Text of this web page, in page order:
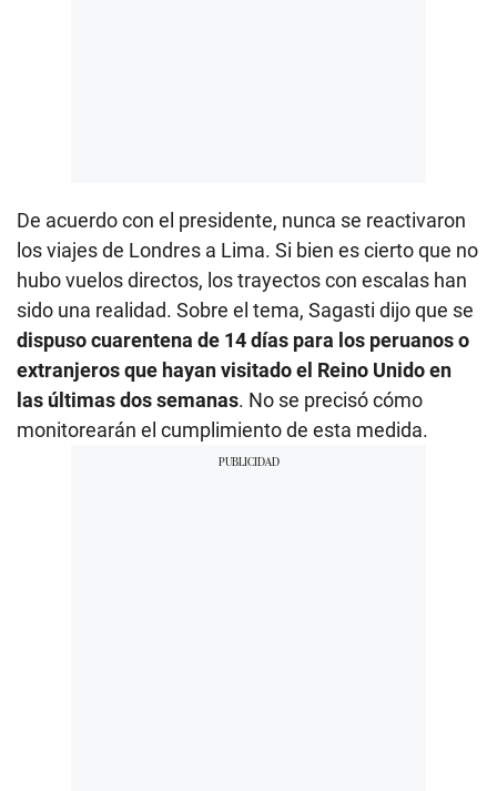
De acuerdo con el presidente, nunca se reactivaron
los viajes de Londres a Lima. Si bien es cierto que no
hubo vuelos directos, los trayectos con escalas han
sido una realidad. Sobre el tema, Sagasti dijo que se
dispuso cuarentena de 14 días para los peruanos o
extranjeros que hayan visitado el Reino Unido en
las últimas dos semanas. No se precisó cómo
monitorearán el cumplimiento de esta medida.